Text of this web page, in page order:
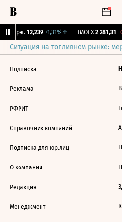
Бирж. 12,239 +1,31%↑ IMOEX 2 281,31 -
Ситуация на топливном рынке:
Подписка
Реклама
РФРИТ
Справочник компаний
Подписка для юр.лиц
О компании
Редакция
Менеджмент